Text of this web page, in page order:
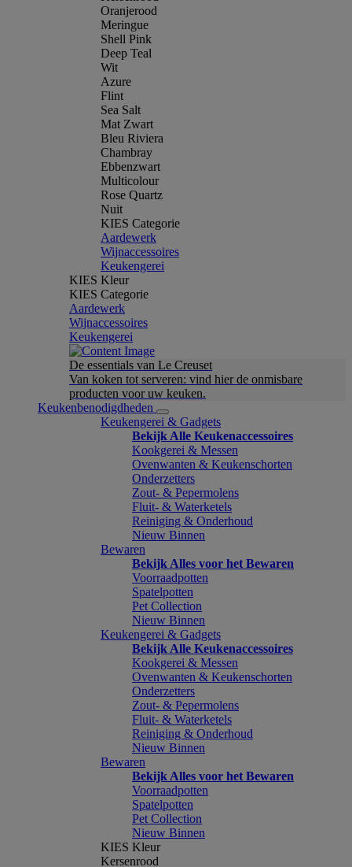
Oranjerood
Meringue
Shell Pink
Deep Teal
Wit
Azure
Flint
Sea Salt
Mat Zwart
Bleu Riviera
Chambray
Ebbenzwart
Multicolour
Rose Quartz
Nuit
KIES Categorie
Aardewerk
Wijnaccessoires
Keukengerei
KIES Kleur
KIES Categorie
Aardewerk
Wijnaccessoires
Keukengerei
De essentials van Le Creuset
Van koken tot serveren: vind hier de onmisbare
producten voor uw keuken.
Keukenbenodigdheden
Keukengerei & Gadgets
Bekijk Alle Keukenaccessoires
Kookgerei & Messen
Ovenwanten & Keukenschorten
Onderzetters
Zout- & Pepermolens
Fluit- & Waterketels
Reiniging & Onderhoud
Nieuw Binnen
Bewaren
Bekijk Alles voor het Bewaren
Voorraadpotten
Spatelpotten
Pet Collection
Nieuw Binnen
Keukengerei & Gadgets
Bekijk Alle Keukenaccessoires
Kookgerei & Messen
Ovenwanten & Keukenschorten
Onderzetters
Zout- & Pepermolens
Fluit- & Waterketels
Reiniging & Onderhoud
Nieuw Binnen
Bewaren
Bekijk Alles voor het Bewaren
Voorraadpotten
Spatelpotten
Pet Collection
Nieuw Binnen
KIES Kleur
Kersenrood